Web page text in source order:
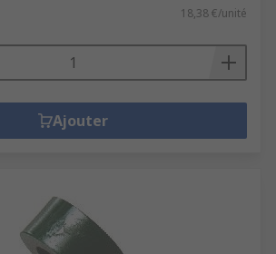
18,38 €/unité
Ajouter